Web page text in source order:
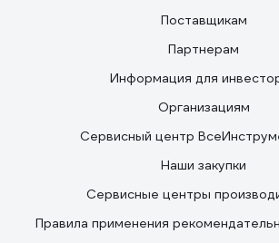
Поставщикам
Партнерам
Информация для
Организациям
Сервисный центр
Наши закупки
Сервисные центры
Правила применения